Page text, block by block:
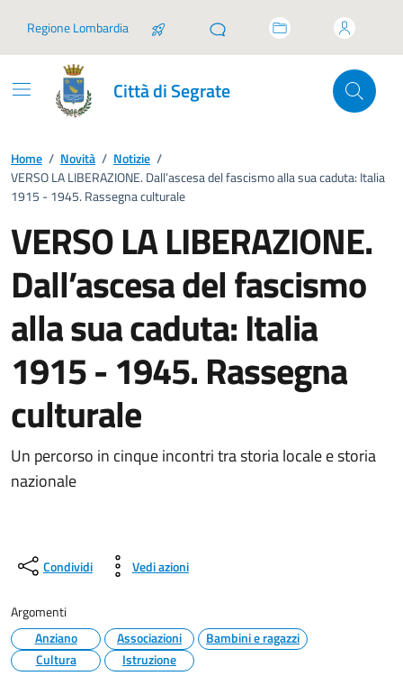
Regione Lombardia
Città di Segrate
Home / Novità / Notizie /
VERSO LA LIBERAZIONE. Dall’ascesa del fascismo alla sua caduta: Italia
1915 - 1945. Rassegna culturale
VERSO LA LIBERAZIONE.
Dall’ascesa del fascismo
alla sua caduta: Italia
1915 - 1945. Rassegna
culturale
Un percorso in cinque incontri tra storia locale e storia
nazionale
Condividi Vedi azioni
Argomenti
Anziano
Associazioni
Bambini e ragazzi
Cultura
Istruzione